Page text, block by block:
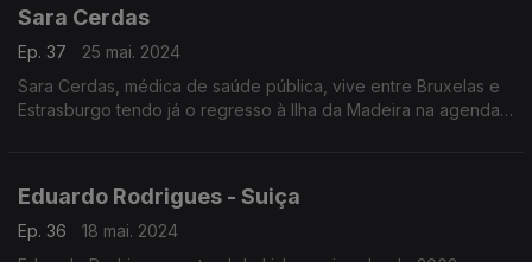
Sara Cerdas
Ep. 37
25 mai. 2024
Sara Cerdas, médica de saúde pública, vive entre Bruxelas e
Estrasburgo tendo já o regresso à Ilha da Madeira na agenda
Eduardo Rodrigues - Suiça
Ep. 36
18 mai. 2024